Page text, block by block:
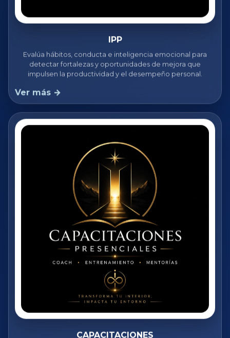
IPP
Evalúa hábitos, conducta e inteligencia emocional para
detectar fortalezas y oportunidades de mejora que
impulsen la productividad y el desempeño personal.
Ver más →
CAPACITACIONES